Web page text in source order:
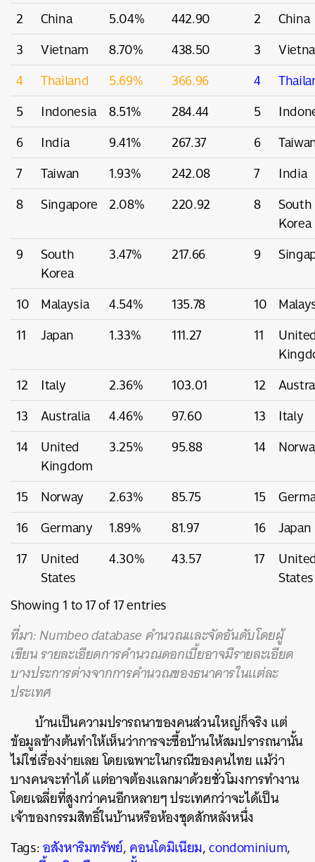
2
China 5.04% 442.90 2
China
3
Vietnam 8.70% 438.50 3
4
Thailand 5.69% 366.96 4
5
Indonesia 8.51% 284.44 5
6
India 9.41% 267.37 6
7
Taiwan 1.93% 242.08 7
India
8
Singapore 2.08% 220.92 8
South
Korea
9
South
Korea
3.47% 217.66 9
10 Malaysia 4.54% 135.78 10
11
Japan 1.33% 111.27 11
12
Italy 2.36% 103.01 12
13 Australia 4.46% 97.60 13
Italy
14 United
Kingdom
3.25% 95.88 14
15 Norway 2.63% 85.75 15
16 Germany 1.89% 81.97 16 Japan
17
United
States
4.30% 43.57 17
States
Showing 1 to 17 of 17 entries
ที่มา: Numbeo database คำนวณและจัดอันดับโดยผู้
เขียน รายละเอียดการคำนวณดอกเบี้ยอาจมีรายละเอียด
บางประการต่างจากการคำนวณของธนาคารในแต่ละ
ประเทศ
บ้านเป็นความปรารถนาของคนส่วนใหญ่ก็จริง แต่
ข้อมูลข้างต้นทำให้เห็นว่าการจะซื้อบ้านให้สมปรารถนานั้น
ไม่ใช่เรื่องง่ายเลย โดยเฉพาะในกรณีของคนไทย แม้ว่า
บางคนจะทำได้ แต่อาจต้องแลกมาด้วยชั่วโมงการทำงาน
โดยเฉลี่ยที่สูงกว่าคนอีกหลายๆ ประเทศกว่าจะได้เป็น
เจ้าของกรรมสิทธิ์ในบ้านหรือห้องชุดสักหลังหนึ่ง
Tags:อสังหาริมทรัพย์,คอนโดมิเนียม,condominium,